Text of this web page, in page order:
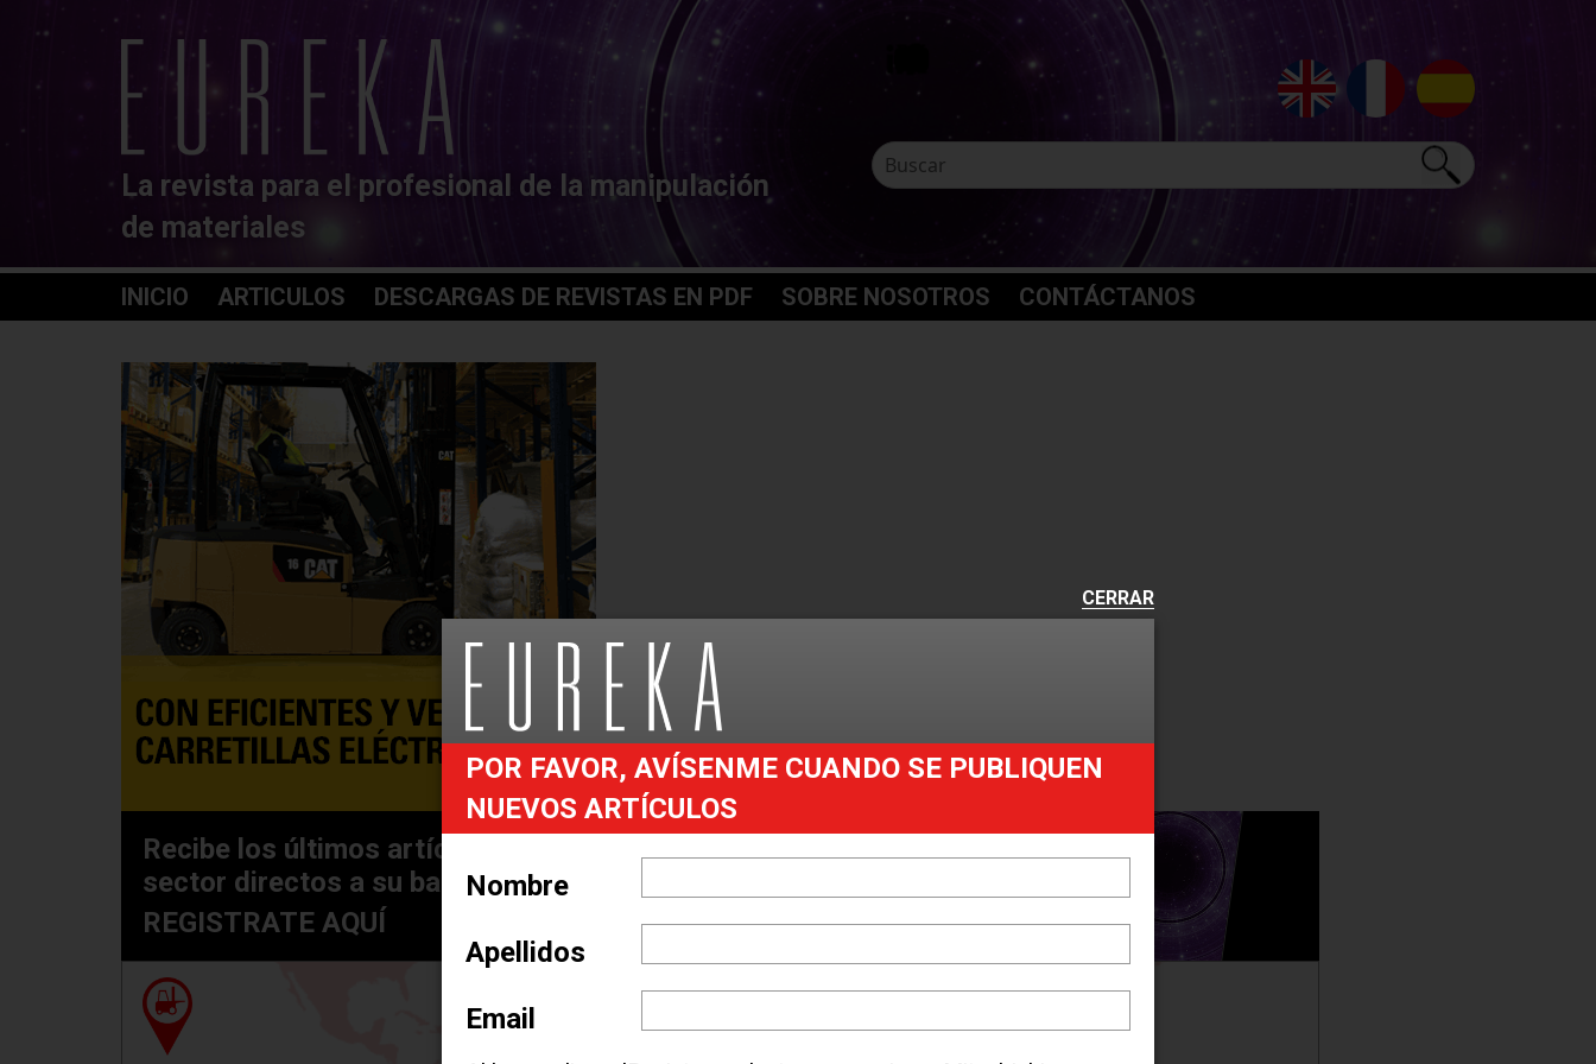
La revista para el profesional de la manipulación
de materiales
INICIO ARTICULOS DESCARGAS DE REVISTAS EN PDF SOBRE NOSOTROS CONTÁCTANOS
Recibe los últimos artículos eureka y noticias del
sector directos a su bandeja de entrada
REGISTRATE AQUÍ
Find your nearest CAT Lift Truck Dealer
CERRAR
POR FAVOR, AVÍSENME CUANDO SE PUBLIQUEN
NUEVOS ARTÍCULOS
Nombre
Apellidos
Email